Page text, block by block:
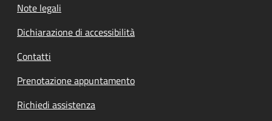
Note legali
Dichiarazione di accessibilità
Contatti
Prenotazione appuntamento
Richiedi assistenza